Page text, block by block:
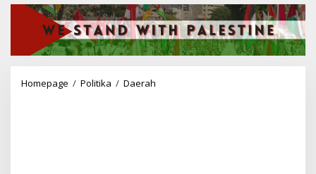
Homepage / Politika / Daerah